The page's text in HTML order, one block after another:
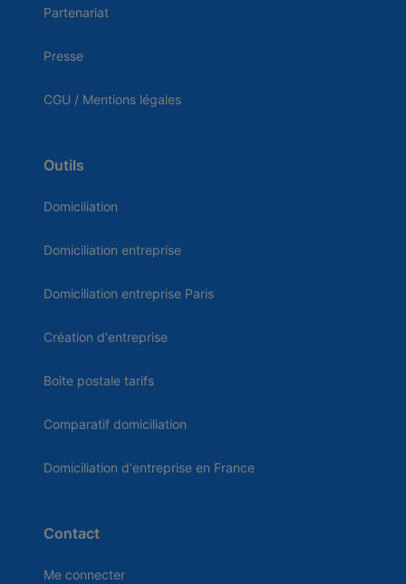
Partenariat
Presse
CGU / Mentions légales
Outils
Domiciliation
Domiciliation entreprise
Domiciliation entreprise Paris
Création d'entreprise
Boite postale tarifs
Comparatif domiciliation
Domiciliation d'entreprise en France
Contact
Me connecter